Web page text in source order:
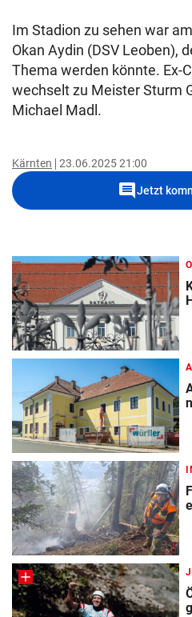
Im Stadion zu sehen war
Okan Aydin (DSV Leoben),
Thema werden könnte. Ex-
wechselt zu Meister Sturm
Michael Madl.
Kärnten 23.06.2025 21:00
commentJetzt